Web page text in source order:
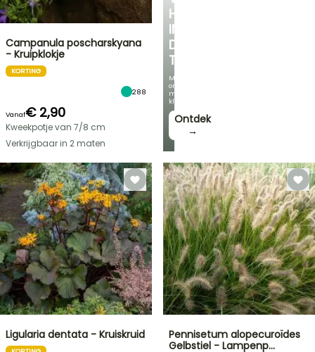
HOEKJE
IN
DE
TUIN
Met
onze
mooiste
klimplanten!
Ontdek
→
Campanula poscharskyana
- Kruipklokje
KORTING
288
Vanaf€ 2,90
Kweekpotje van 7/8 cm
Verkrijgbaar in 2 maten
Ligularia dentata - Kruiskruid
Pennisetum alopecuroïdes
Gelbstiel - Lampenp…